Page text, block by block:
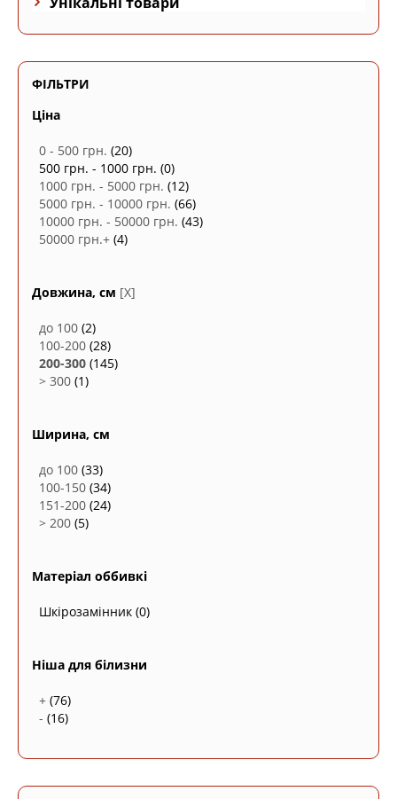
ФІЛЬТРИ
Ціна
0 - 500 грн. (20)
500 грн. - 1000 грн. (0)
1000 грн. - 5000 грн. (12)
5000 грн. - 10000 грн. (66)
10000 грн. - 50000 грн. (43)
50000 грн.+ (4)
Довжина, см [X]
до 100 (2)
100-200 (28)
200-300 (145)
> 300 (1)
Ширина, см
до 100 (33)
100-150 (34)
151-200 (24)
> 200 (5)
Матеріал оббивкі
Шкірозамінник (0)
Ніша для білизни
+ (76)
- (16)